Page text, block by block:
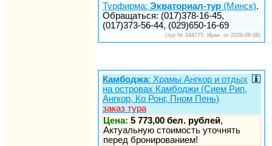
Турфирма: Экваториал-тур (Минск).
Обращаться: (017)378-16-45,
(017)373-56-44, (029)650-16-69
(тур № 244775, Иран, от 2026-08-06)
Камбоджа: Храмы Ангкор и отдых
на островах Камбоджи (Сием Рип,
Ангкор, Ко Ронг, Пном Пень)
заказ тура
Цена: 5 773,00 бел. рублей,
Актуальную стоимость уточнять
перед бронированием!